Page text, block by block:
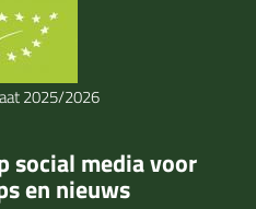
2025/2026
social media voor
en nieuws